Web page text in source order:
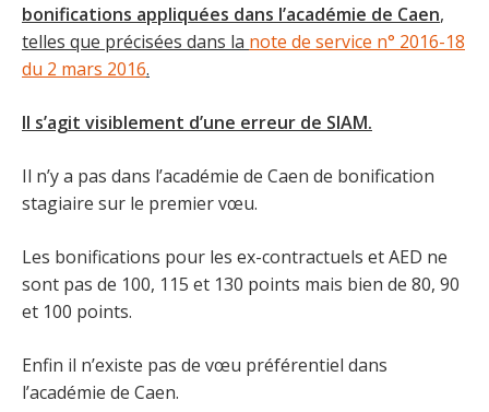
bonifications appliquées dans l’académie de Caen,
telles que précisées dans la note de service n° 2016-18
du 2 mars 2016.
Il s’agit visiblement d’une erreur de SIAM.
Il n’y a pas dans l’académie de Caen de bonification
stagiaire sur le premier vœu.
Les bonifications pour les ex-contractuels et AED ne
sont pas de 100, 115 et 130 points mais bien de 80, 90
et 100 points.
Enfin il n’existe pas de vœu préférentiel dans
l’académie de Caen.